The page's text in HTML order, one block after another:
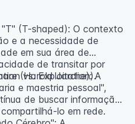
(T-shaped): O contexto
e a necessidade de
em sua área de
de transitar por
vs. Exploitation).
(Harold Jarche): A
e maestria pessoal",
de buscar informação,
lo em rede.